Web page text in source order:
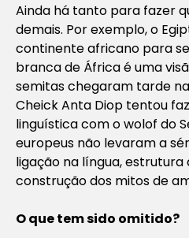
Ainda há tanto para fazer
demais. Por exemplo, o
continente africano para
branca de África é uma
semitas chegaram tarde
Cheick Anta Diop tentou
linguística com o wolof do
europeus não levaram a
ligação na língua, estrutura
construção dos mitos de
O que tem sido omitido?